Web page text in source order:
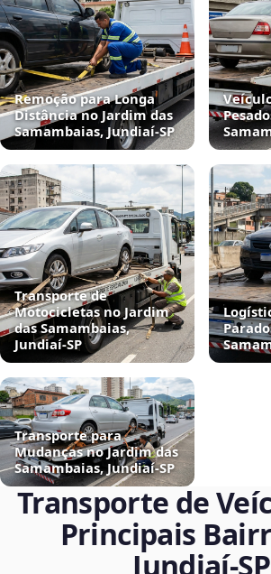
Remoção para Longa
Distância no Jardim das
Samambaias, Jundiaí‑SP
Transporte de
Motocicletas no Jardim
das Samambaias,
Jundiaí‑SP
Transporte para
Mudanças no Jardim das
Samambaias, Jundiaí‑SP
Transporte de
Principais
Jundiaí‑SP